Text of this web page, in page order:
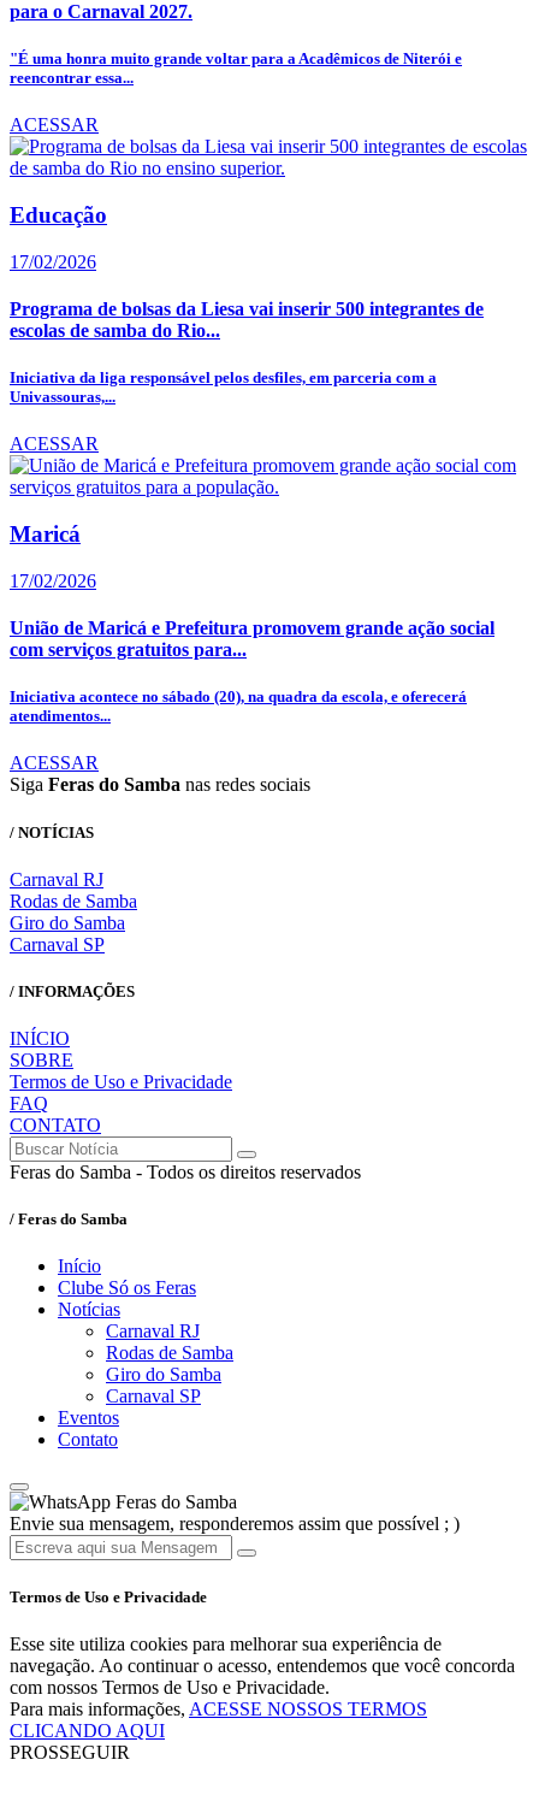
para o Carnaval 2027.
"É uma honra muito grande voltar para a Acadêmicos de Niterói e
reencontrar essa...
ACESSAR
Educação
17/02/2026
Programa de bolsas da Liesa vai inserir 500 integrantes de
escolas de samba do Rio...
Iniciativa da liga responsável pelos desfiles, em parceria com a
Univassouras,...
ACESSAR
Maricá
17/02/2026
União de Maricá e Prefeitura promovem grande ação social
com serviços gratuitos para...
Iniciativa acontece no sábado (20), na quadra da escola, e oferecerá
atendimentos...
ACESSAR
Siga Feras do Samba nas redes sociais
/ NOTÍCIAS
Carnaval RJ
Rodas de Samba
Giro do Samba
Carnaval SP
/ INFORMAÇÕES
INÍCIO
SOBRE
Termos de Uso e Privacidade
FAQ
CONTATO
Feras do Samba - Todos os direitos reservados
/ Feras do Samba
Início
Clube Só os Feras
Notícias
Carnaval RJ
Rodas de Samba
Giro do Samba
Carnaval SP
Eventos
Contato
Feras do Samba
Envie sua mensagem, responderemos assim que possível ; )
Termos de Uso e Privacidade
Esse site utiliza cookies para melhorar sua experiência de
navegação. Ao continuar o acesso, entendemos que você concorda
com nossos Termos de Uso e Privacidade.
Para mais informações, ACESSE NOSSOS TERMOS
CLICANDO AQUI
PROSSEGUIR